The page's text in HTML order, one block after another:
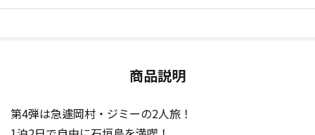
商品説明
第4弾は急遽岡村・ジミーの2人旅！